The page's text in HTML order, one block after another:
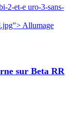
2-et-e uro-3-sans-
Allumage
sur Beta RR